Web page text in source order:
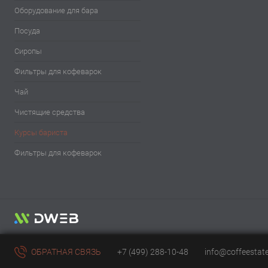
Оборудование для бара
Посуда
Сиропы
Фильтры для кофеварок
Чай
Чистящие средства
Курсы бариста
Фильтры для кофеварок
ОБРАТНАЯ СВЯЗЬ +7 (499) 288-10-48